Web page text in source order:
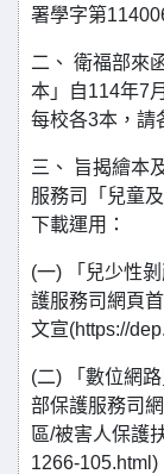
署學字第
二、 衛福部來
本」自114年7
每校各3本，請
三、 旨揭繪本
服務司「兒童
下載運用：
(一) 「兒少性
護服務司網頁
文宣(https://
(二) 「數位網
部保護服務司
區/被害人保護
1266-105.html)